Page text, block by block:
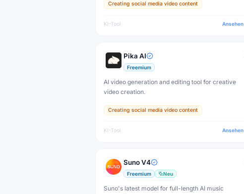
Creating social media video content
KI-Tool Ansehen
Pika AI
Freemium
AI video generation and editing tool for creative
video creation.
Creating social media video content
KI-Tool Ansehen
Suno V4
Freemium Neu
Suno's latest model for full-length AI music